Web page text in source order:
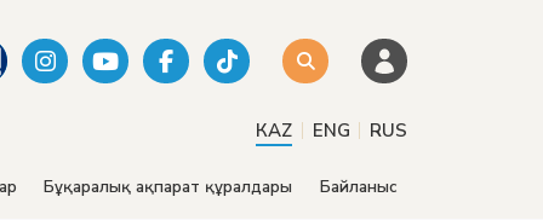
Бұқаралық ақпарат құралдары Байланыс
КАZ | ENG | RUS